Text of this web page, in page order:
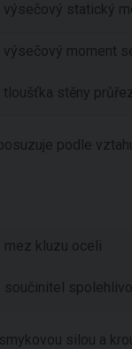
výsečový statický
výsečový moment
tloušťka stěny
podle
mez kluzu oceli
součinitel
silou a